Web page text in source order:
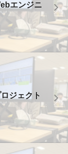
エンジニ
ジェクト